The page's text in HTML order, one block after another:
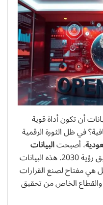
أن تكون أداة قوية
في ظل الثورة الرقمية
، أصبحتالبيانات
عنصرًا أساسيًا في تحقيق رؤية 2030. هذه البيانات
هي مفتاح لصنع القرارات
والقطاع الخاص من تحقيق